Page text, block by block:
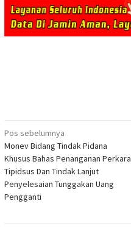
Navigasi
pos
Pos sebelumnya
Monev Bidang Tindak Pidana
Khusus Bahas Penanganan Perkara
Tipidsus Dan Tindak Lanjut
Penyelesaian Tunggakan Uang
Pengganti